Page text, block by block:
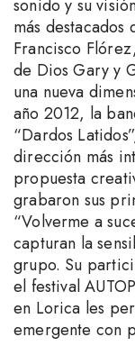
sonido y su
más destacados
Francisco
de Dios Gary y
una nueva
año 2012, la
“Dardos
dirección más
propuesta
grabaron sus
“Volverme a
capturan la
grupo. Su
el festival
en Lorica les
emergente con